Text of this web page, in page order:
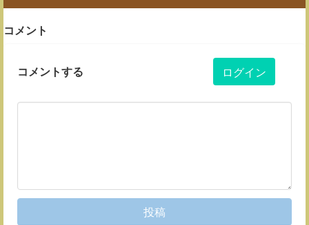
コメント
コメントする ログイン
投稿